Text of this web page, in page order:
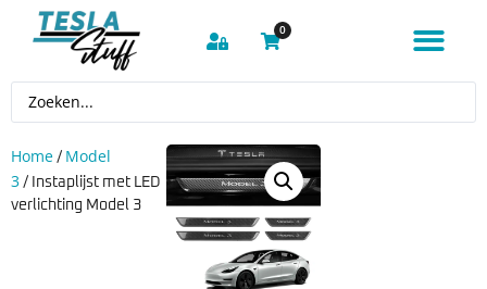
0
Home / Model
3 / Instaplijst met LED
verlichting Model 3